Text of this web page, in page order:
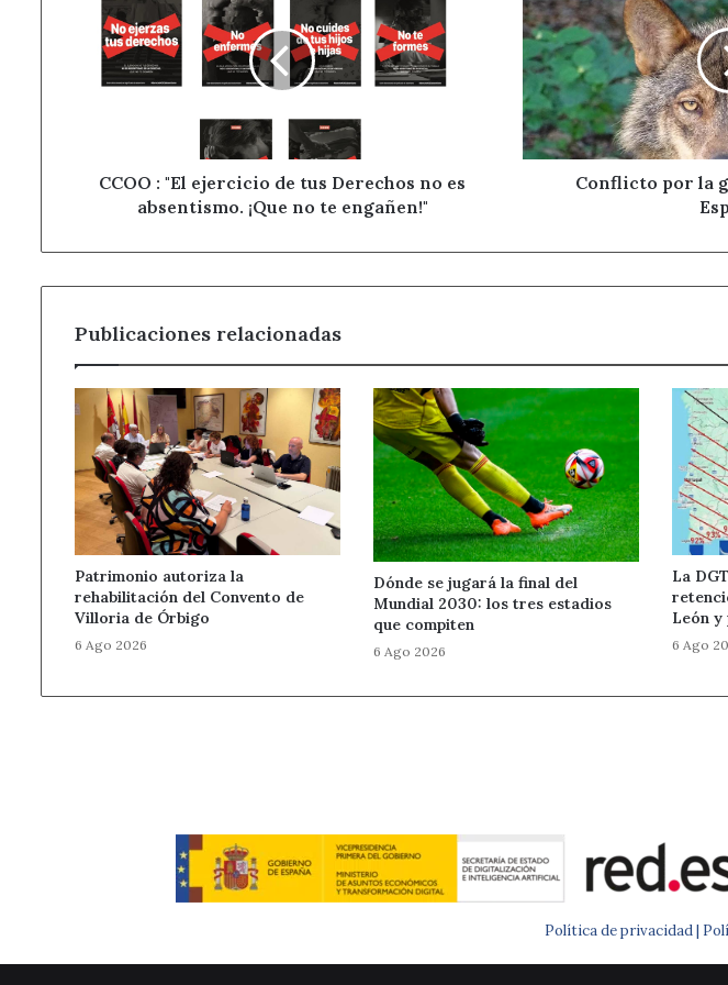
ejercicio
absentismo.
te
CCOO : "El ejercicio de tus Derechos no es
absentismo. ¡Que no te engañen!"
la
gestión
del
lobo
en
España
Conflicto por la
Publicaciones relacionadas
Patrimonio autoriza la
rehabilitación del Convento de
Villoria de Órbigo
6 Ago 2026
Dónde se jugará la final del
Mundial 2030: los tres estadios
que compiten
6 Ago 2026
La
León y
6 Ago
Política de privacidad |